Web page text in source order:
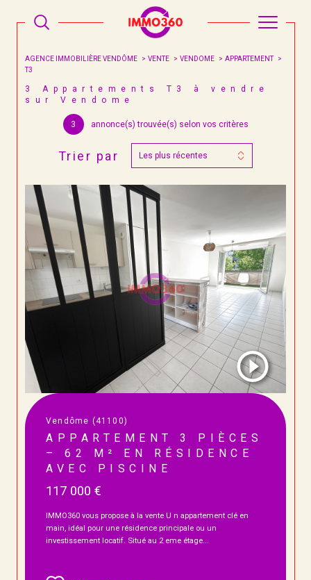
AGENCE IMMOBILIÈRE VENDÔME VENTE VENDOME
APPARTEMENT
T3
3
Appartements T3 à vendre
sur Vendome
3 annonce(s) trouvée(s) selon vos critères
Trier par Les plus récentes
Vendôme (41100)
APPARTEMENT 3 PIÈCES
– 62 M² EN RÉSIDENCE
AVEC PISCINE
117 000 €
IMMO360 vous propose à la vente U n appartement clé en
main, idéal pour une résidence principale ou un
investissement locatif. Situé au 2 eme étage...